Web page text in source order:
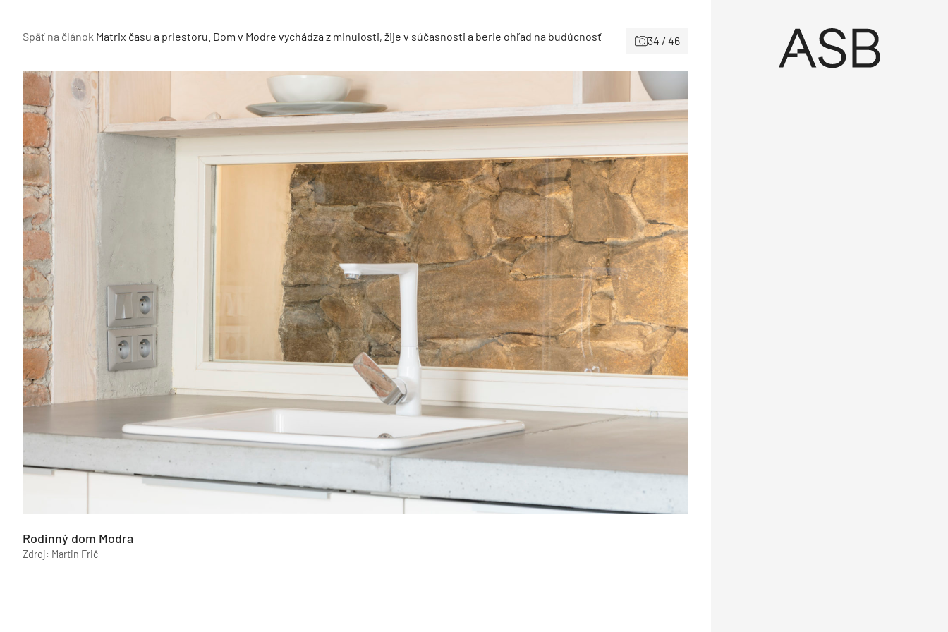
Späť na článok Matrix času a priestoru. Dom v Modre vychádza z minulosti, žije v súčasnosti a berie ohľad na budúcnosť 34 / 46
Rodinný dom Modra
Zdroj: Martin Frič